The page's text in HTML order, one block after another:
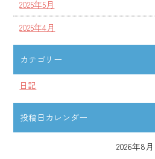
2025年5月
2025年4月
カテゴリー
日記
投稿日カレンダー
2026年8月